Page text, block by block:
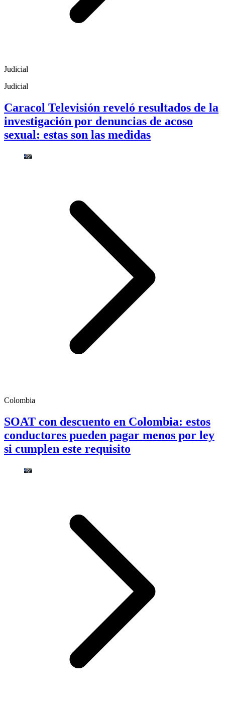
Judicial
Judicial
Caracol Televisión reveló resultados de la
investigación por denuncias de acoso
sexual: estas son las medidas
Colombia
SOAT con descuento en Colombia: estos
conductores pueden pagar menos por ley
si cumplen este requisito